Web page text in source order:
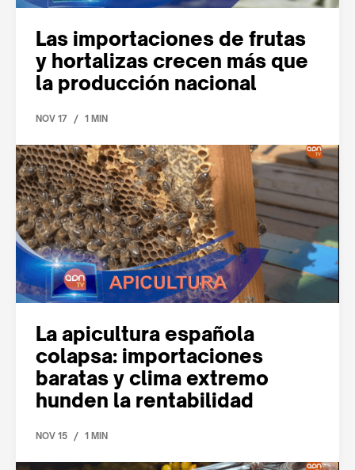
Las importaciones de frutas
y hortalizas crecen más que
la producción nacional
NOV 17 / 1 MIN
La apicultura española
colapsa: importaciones
baratas y clima extremo
hunden la rentabilidad
NOV 15 / 1 MIN